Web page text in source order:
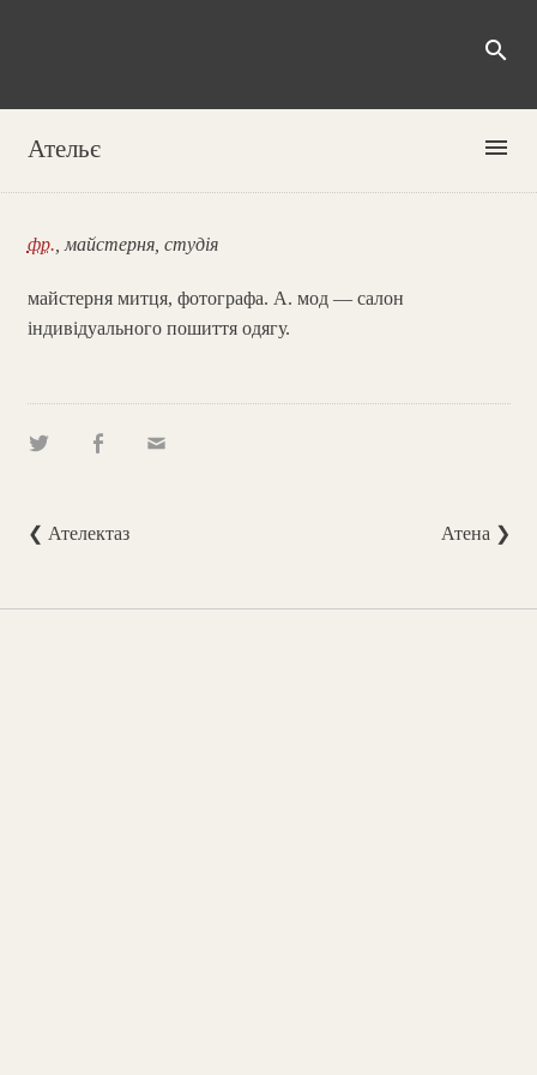
search
Ательє menu
фр. , майстерня, студія
майстерня митця, фотографа. А. мод — салон
індивідуального пошиття одягу.
❮ Ателектаз Атена ❯